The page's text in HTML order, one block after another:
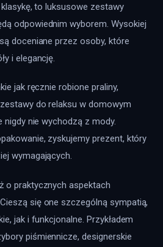
to luksusowe zestawy
odpowiednim wyborem. Wysokiej
doceniane przez osoby, które
i elegancję.
jak ręcznie robione praliny,
do relaksu w domowym
nigdy nie wychodzą z mody.
zyskujemy prezent, który
wymagających.
o praktycznych aspektach
się one szczególną sympatią,
jak i funkcjonalne. Przykładem
piśmiennicze, designerskie